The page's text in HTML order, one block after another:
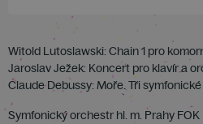
Witold Lutoslawski: Chain 1 pro
Jaroslav Ježek: Koncert pro klavír a
Claude Debussy: Moře. Tři
Symfonický orchestr hl. m. Prahy FOK